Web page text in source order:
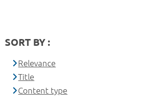
SORT BY :
Relevance
Title
Content type